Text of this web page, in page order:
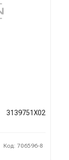
3139751X02
Код: 706596-8